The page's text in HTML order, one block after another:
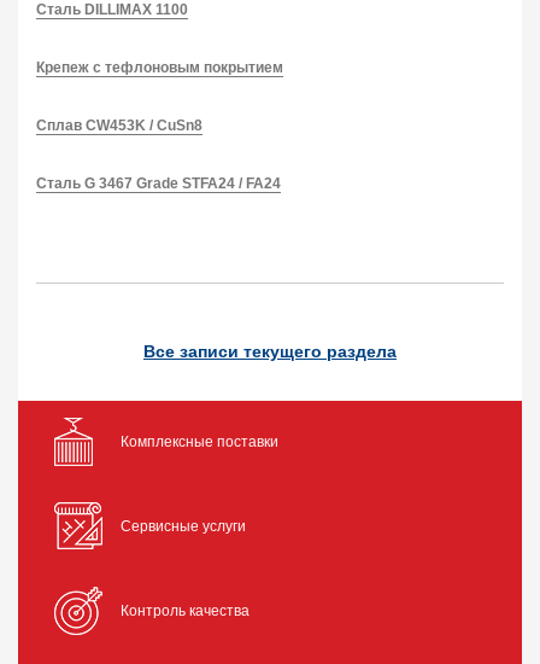
Сталь DILLIMAX 1100
Крепеж с тефлоновым покрытием
Сплав CW453K / CuSn8
Сталь G 3467 Grade STFA24 / FA24
Все записи текущего раздела
Комплексные поставки
Сервисные услуги
Контроль качества